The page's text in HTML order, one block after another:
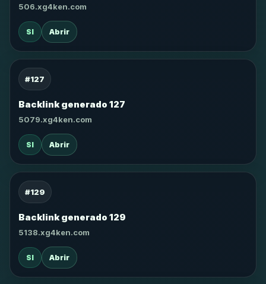
506.xg4ken.com
SI Abrir
#127
Backlink generado 127
5079.xg4ken.com
SI Abrir
#129
Backlink generado 129
5138.xg4ken.com
SI Abrir